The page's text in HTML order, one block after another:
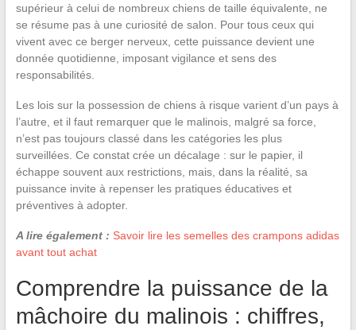
supérieur à celui de nombreux chiens de taille équivalente, ne
se résume pas à une curiosité de salon. Pour tous ceux qui
vivent avec ce berger nerveux, cette puissance devient une
donnée quotidienne, imposant vigilance et sens des
responsabilités.
Les lois sur la possession de chiens à risque varient d’un pays à
l’autre, et il faut remarquer que le malinois, malgré sa force,
n’est pas toujours classé dans les catégories les plus
surveillées. Ce constat crée un décalage : sur le papier, il
échappe souvent aux restrictions, mais, dans la réalité, sa
puissance invite à repenser les pratiques éducatives et
préventives à adopter.
A lire également : Savoir lire les semelles des crampons adidas
avant tout achat
Comprendre la puissance de la
mâchoire du malinois : chiffres,